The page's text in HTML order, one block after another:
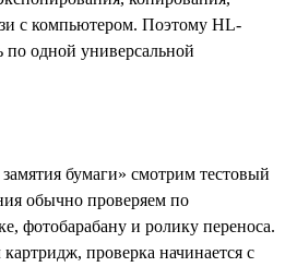
с компьютером. Поэтому HL-
по одной универсальной
бумаги» смотрим тестовый
обычно проверяем по
фотобарабану и ролику переноса.
проверка начинается с